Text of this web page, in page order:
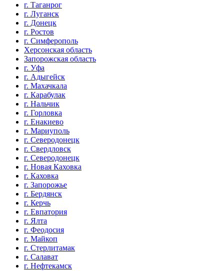
г. Таганрог
г. Луганск
г. Донецк
г. Ростов
г. Симферополь
Херсонская область
Запорожская область
г. Уфа
г. Адыгейск
г. Махачкала
г. Карабулак
г. Нальчик
г. Горловка
г. Енакиево
г. Мариуполь
г. Северодонецк
г. Свердловск
г. Северодонецк
г. Новая Каховка
г. Каховка
г. Запорожье
г. Бердянск
г. Керчь
г. Евпатория
г. Ялта
г. Феодосия
г. Майкоп
г. Стерлитамак
г. Салават
г. Нефтекамск